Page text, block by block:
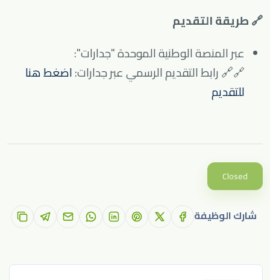
🔗 طريقة التقديم
عبر المنصة الوطنية الموحدة "جدارات":
🔗
🔗رابط التقديم الرسمي عبر جدارات:اضغط هنا
للتقديم
Closed
شارك الوظيفة